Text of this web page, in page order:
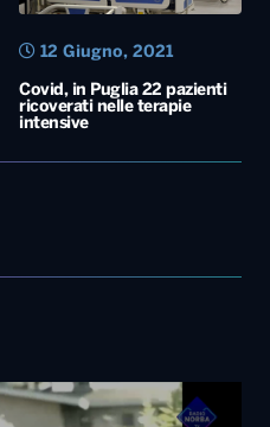
Covid, in Puglia 22 pazienti
ricoverati nelle terapie
intensive
12 Giugno, 2021